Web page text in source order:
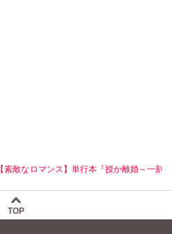
【素敵なロマンス】単行本『授か離婚～一
TOP